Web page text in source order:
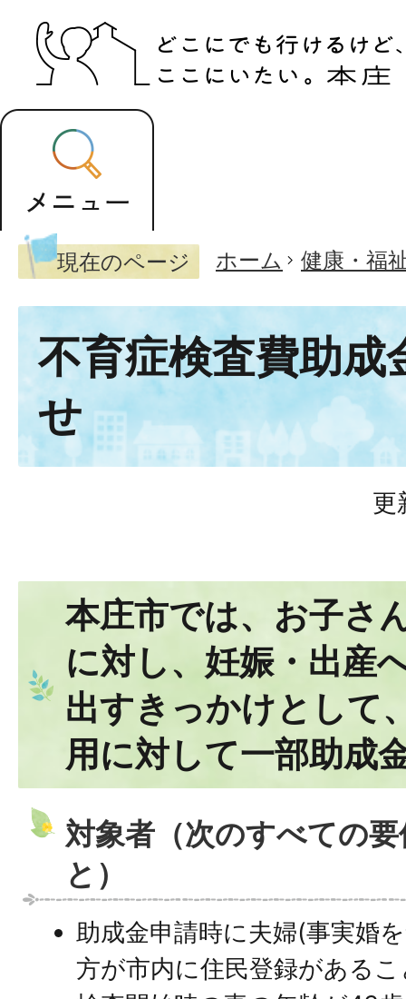
現在のページ ホーム 健康・福
不育症検査費助成
せ
更
本庄市では、お子さ
に対し、妊娠・出産
出すきっかけとして
用に対して一部助成
対象者（次のすべての
と）
助成金申請時に夫婦(事実婚
方が市内に住民登録がある